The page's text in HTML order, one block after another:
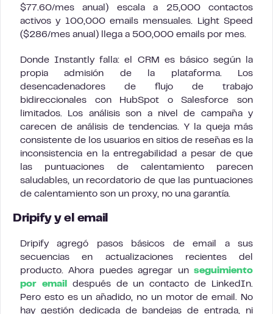
$77.60/mes anual) escala a 25,000 contactos
activos y 100,000 emails mensuales. Light Speed
($286/mes anual) llega a 500,000 emails por mes.
Donde Instantly falla: el CRM es básico según la
propia admisión de la plataforma. Los
desencadenadores de flujo de trabajo
bidireccionales con HubSpot o Salesforce son
limitados. Los análisis son a nivel de campaña y
carecen de análisis de tendencias. Y la queja más
consistente de los usuarios en sitios de reseñas es la
inconsistencia en la entregabilidad a pesar de que
las puntuaciones de calentamiento parecen
saludables, un recordatorio de que las puntuaciones
de calentamiento son un proxy, no una garantía.
Dripify y el email
Dripify agregó pasos básicos de email a sus
secuencias en actualizaciones recientes del
producto. Ahora puedes agregar un seguimiento
por email
después de un contacto de LinkedIn.
Pero esto es un añadido, no un motor de email. No
hay gestión dedicada de bandejas de entrada, ni